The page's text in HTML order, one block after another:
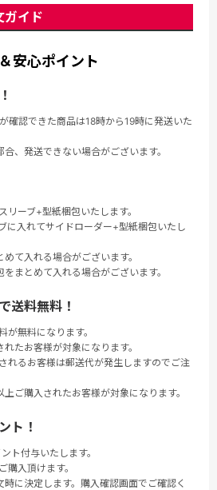
ガイド
安心ポイント
確認できた商品は18時から19時に発送いた
、発送できない場合がございます。
リーブ+型紙梱包いたします。
に入れてサイドローダー+型紙梱包いたし
て入れる場合がございます。
まとめて入れる場合がございます。
送料無料！
が無料になります。
たお客様が対象になります。
れるお客様は郵送代が発生しますのでご注
ご購入されたお客様が対象になります。
ト！
ト付与いたします。
購入頂けます。
に決定します。購入確認画面でご確認く